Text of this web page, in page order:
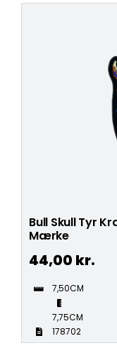
Bull Skull Tyr
Mærke
44,00 kr.
7,50CM
7,75CM
178702